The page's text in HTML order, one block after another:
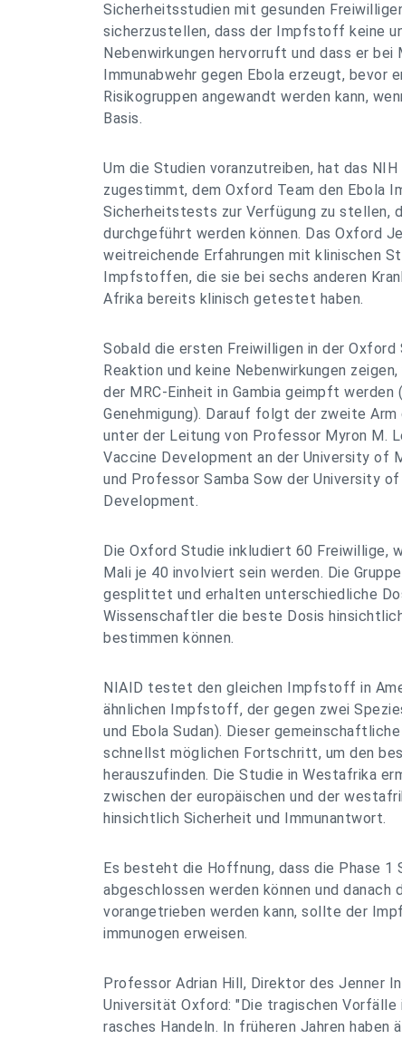
Sicherheitsstudien mit gesunden
sicherzustellen, dass der Impfstoff keine
Nebenwirkungen hervorruft und dass er bei
Immunabwehr gegen Ebola erzeugt, bevor
Risikogruppen angewandt werden kann,
Basis.
Um die Studien voranzutreiben, hat das
zugestimmt, dem Oxford Team den Ebola
Sicherheitstests zur Verfügung zu stellen,
durchgeführt werden können. Das Oxford
weitreichende Erfahrungen mit klinischen
Impfstoffen, die sie bei sechs anderen
Afrika bereits klinisch getestet haben.
Sobald die ersten Freiwilligen in der Oxford
Reaktion und keine Nebenwirkungen
der MRC-Einheit in Gambia geimpft werden
Genehmigung). Darauf folgt der zweite Arm
unter der Leitung von Professor Myron M.
Vaccine Development an der University of
und Professor Samba Sow der University
Development.
Die Oxford Studie inkludiert 60 Freiwillige,
Mali je 40 involviert sein werden. Die
gesplittet und erhalten unterschiedliche
Wissenschaftler die beste Dosis
bestimmen können.
NIAID testet den gleichen Impfstoff in
ähnlichen Impfstoff, der gegen zwei
und Ebola Sudan). Dieser
schnellst möglichen Fortschritt, um den
herauszufinden. Die Studie in Westafrika
zwischen der europäischen und der
hinsichtlich Sicherheit und Immunantwort.
Es besteht die Hoffnung, dass die Phase 1
abgeschlossen werden können und danach
vorangetrieben werden kann, sollte der
immunogen erweisen.
Professor Adrian Hill, Direktor des Jenner
Universität Oxford: "Die tragischen Vorfälle
rasches Handeln. In früheren Jahren haben